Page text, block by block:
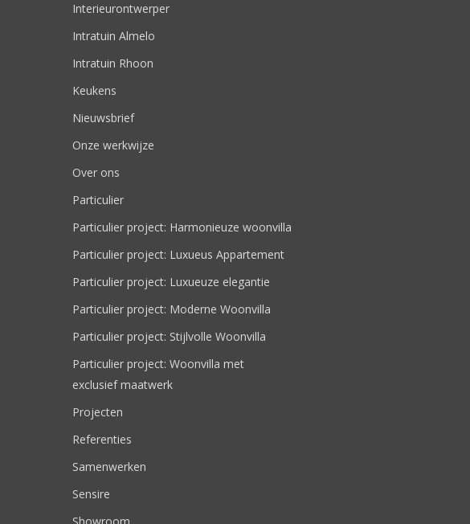
Interieurontwerper
Intratuin Almelo
Intratuin Rhoon
Keukens
Nieuwsbrief
Onze werkwijze
Over ons
Particulier
Particulier project: Harmonieuze woonvilla
Particulier project: Luxueus Appartement
Particulier project: Luxueuze elegantie
Particulier project: Moderne Woonvilla
Particulier project: Stijlvolle Woonvilla
Particulier project: Woonvilla met
exclusief maatwerk
Projecten
Referenties
Samenwerken
Sensire